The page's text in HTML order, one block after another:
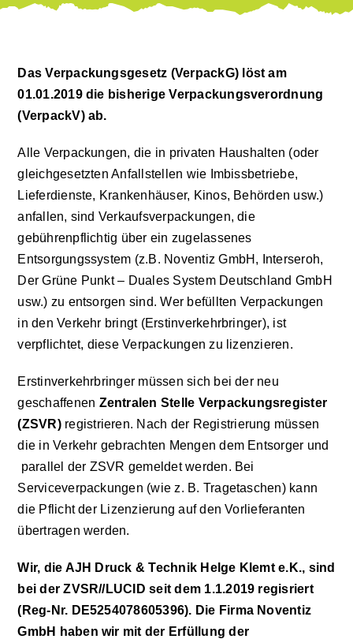
Produkt anfragen
Das Verpackungsgesetz (VerpackG) löst am
01.01.2019 die bisherige Verpackungsverordnung
(VerpackV) ab.
Alle Verpackungen, die in privaten Haushalten (oder
gleichgesetzten Anfallstellen wie Imbissbetriebe,
Lieferdienste, Krankenhäuser, Kinos, Behörden usw.)
anfallen, sind Verkaufsverpackungen, die
gebührenpflichtig über ein zugelassenes
Entsorgungssystem (z.B. Noventiz GmbH, Interseroh,
Der Grüne Punkt – Duales System Deutschland GmbH
usw.) zu entsorgen sind. Wer befüllten Verpackungen
in den Verkehr bringt (Erstinverkehrbringer), ist
verpflichtet, diese Verpackungen zu lizenzieren.
Erstinverkehrbringer müssen sich bei der neu
geschaffenen Zentralen Stelle Verpackungsregister
(ZSVR)registrieren. Nach der Registrierung müssen
die in Verkehr gebrachten Mengen dem Entsorger und
parallel der ZSVR gemeldet werden. Bei
Serviceverpackungen (wie z. B. Tragetaschen) kann
die Pflicht der Lizenzierung auf den Vorlieferanten
übertragen werden.
Wir, die AJH Druck & Technik Helge Klemt e.K., sind
bei der ZVSR//LUCID seit dem 1.1.2019 regisriert
(Reg-Nr. DE5254078605396). Die Firma Noventiz
GmbH haben wir mit der Erfüllung der